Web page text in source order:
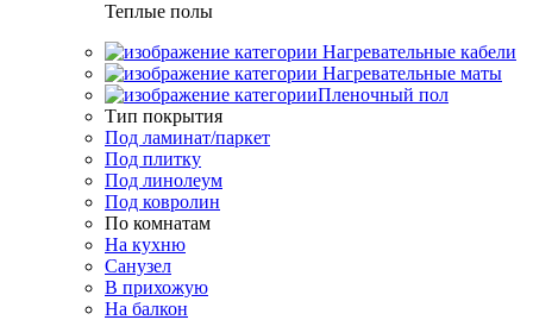
Теплые полы
Нагревательные кабели
Нагревательные маты
Пленочный пол
Тип покрытия
Под ламинат/паркет
Под плитку
Под линолеум
Под ковролин
По комнатам
На кухню
Санузел
В прихожую
На балкон